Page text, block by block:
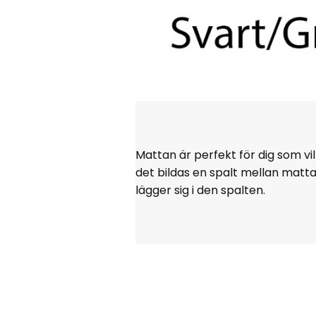
Mattan är perfekt för dig som
det bildas en spalt mellan
lägger sig i den spalten.